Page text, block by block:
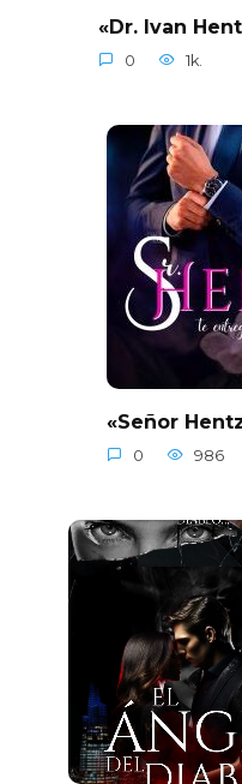
«Dr. Ivan
0 1k.
«Señor
0 986